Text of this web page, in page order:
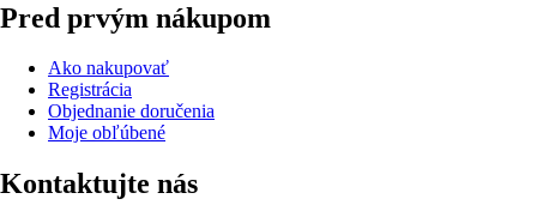
Pred prvým nákupom
Ako nakupovať
Registrácia
Objednanie doručenia
Moje obľúbené
Kontaktujte nás